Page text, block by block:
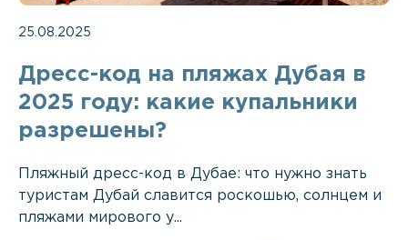
25.08.2025
Дресс-код на пляжах Дубая в
2025 году: какие купальники
разрешены?
Пляжный дресс-код в Дубае: что нужно знать
туристам Дубай славится роскошью, солнцем и
пляжами мирового у...